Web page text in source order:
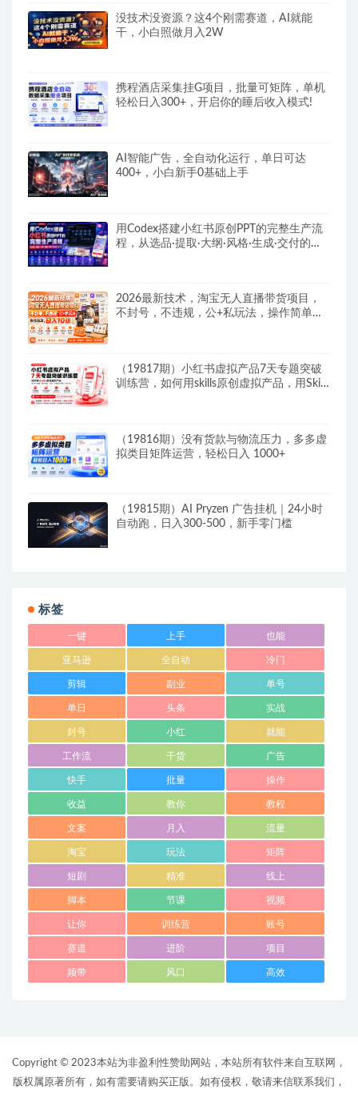
没技术没资源？这4个刚需赛道，AI就能
干，小白照做月入2W
携程酒店采集挂G项目，批量可矩阵，单机
轻松日入300+，开启你的睡后收入模式!
AI智能广告，全自动化运行，单日可达
400+，小白新手0基础上手
用Codex搭建小红书原创PPT的完整生产流
程，从选品·提取·大纲·风格·生成·交付的九
2026最新技术，淘宝无人直播带货项目，
不封号，不违规，公+私玩法，操作简单，
（19817期）小红书虚拟产品7天专题突破
训练营，如何用skills原创虚拟产品，用Skil
（19816期）没有货款与物流压力，多多虚
拟类目矩阵运营，轻松日入 1000+
（19815期）AI Pryzen 广告挂机｜24小时
自动跑，日入300-500，新手零门槛
标签
一键 上手 也能
亚马逊 全自动 冷门
剪辑 副业 单号
单日 头条 实战
封号 小红 就能
工作流 干货 广告
快手 批量 操作
收益 教你 教程
文案 月入 流量
淘宝 玩法 矩阵
短剧 精准 线上
脚本 节课 视频
让你 训练营 账号
赛道 进阶 项目
频带 风口 高效
Copyright © 2023本站为非盈利性赞助网站，本站所有软件来自互联网，
版权属原著所有，如有需要请购买正版。如有侵权，敬请来信联系我们，